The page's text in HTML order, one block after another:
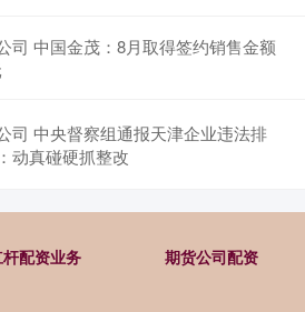
司 中国金茂：8月取得签约销售金额
司 中央督察组通报天津企业违法排
动真碰硬抓整改
配资业务 期货公司配资